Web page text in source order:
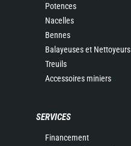
Potences
Nacelles
Bennes
Balayeuses et Nettoyeurs
Treuils
Accessoires miniers
SERVICES
Financement